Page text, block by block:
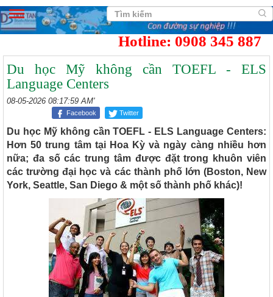
Hotline: 0908 345 887
Du học Mỹ không cần TOEFL - ELS
Language Centers
08-05-2026 08:17:59 AM'
Facebook Twitter
Du học Mỹ không cần TOEFL - ELS Language Centers:
Hơn 50 trung tâm tại Hoa Kỳ và ngày càng nhiều hơn
nữa; đa số các trung tâm được đặt trong khuôn viên
các trường đại học và các thành phố lớn (Boston, New
York, Seattle, San Diego & một số thành phố khác)!